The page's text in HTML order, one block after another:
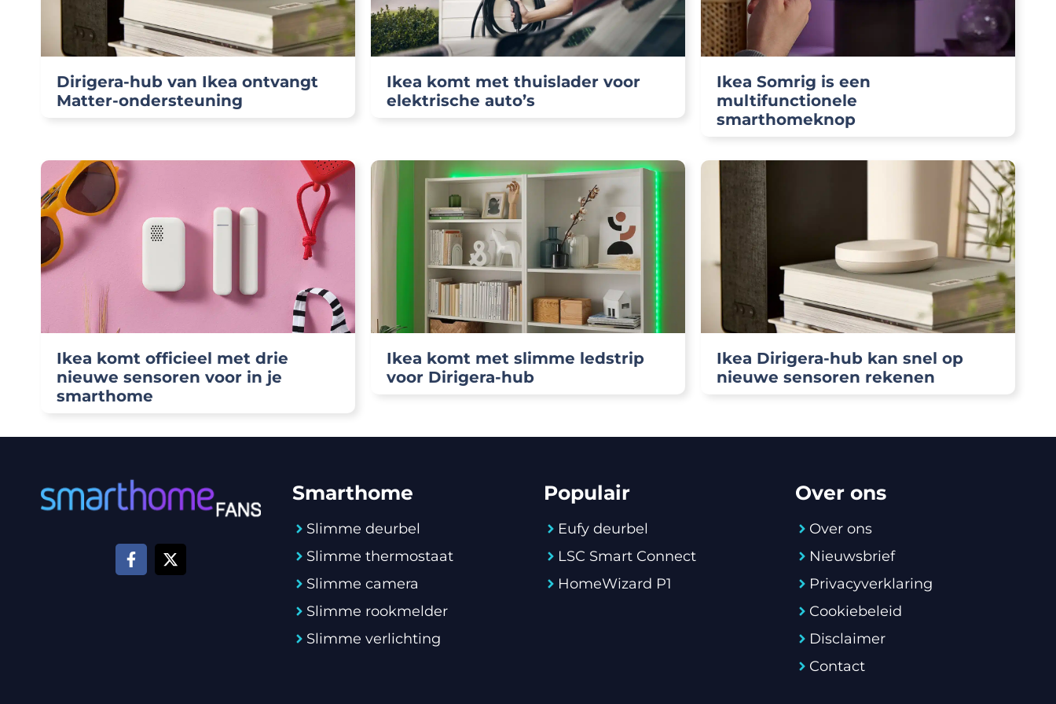
Dirigera-hub van Ikea ontvangt
Matter-ondersteuning
Ikea komt met thuislader voor
elektrische auto’s
Ikea Somrig is een
multifunctionele
smarthomeknop
Ikea komt officieel met drie
nieuwe sensoren voor in je
smarthome
Ikea komt met slimme ledstrip
voor Dirigera-hub
Ikea Dirigera-hub kan snel op
nieuwe sensoren rekenen
Smarthome
Slimme deurbel
Slimme thermostaat
Slimme camera
Slimme rookmelder
Slimme verlichting
Populair
Eufy deurbel
LSC Smart Connect
HomeWizard P1
Over ons
Over ons
Nieuwsbrief
Privacyverklaring
Cookiebeleid
Disclaimer
Contact